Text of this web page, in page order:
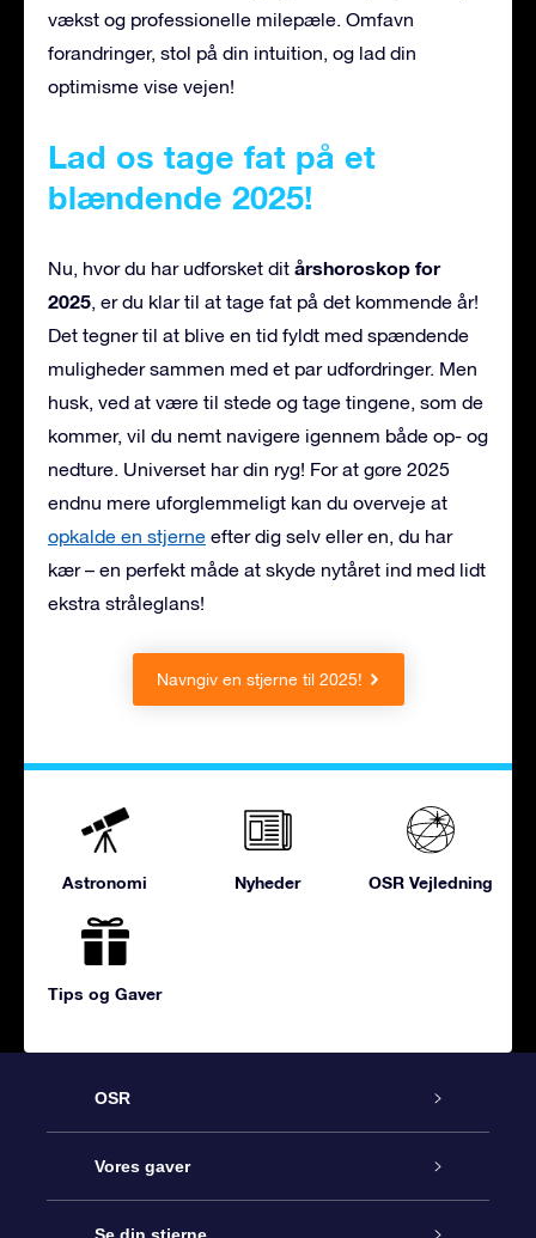
vækst og professionelle milepæle. Omfavn
forandringer, stol på din intuition, og lad din
optimisme vise vejen!
Lad os tage fat på et
blændende 2025!
Nu, hvor du har udforsket dit årshoroskop for
2025, er du klar til at tage fat på det kommende år!
Det tegner til at blive en tid fyldt med spændende
muligheder sammen med et par udfordringer. Men
husk, ved at være til stede og tage tingene, som de
kommer, vil du nemt navigere igennem både op- og
nedture. Universet har din ryg! For at gøre 2025
endnu mere uforglemmeligt kan du overveje at
opkalde en stjerne efter dig selv eller en, du har
kær – en perfekt måde at skyde nytåret ind med lidt
ekstra stråleglans!
Navngiv en stjerne til 2025!
Astronomi Nyheder OSR Vejledning
Tips og Gaver
OSR
Kundeservice
Kontakt os
Vores gaver
Online Stjernegave